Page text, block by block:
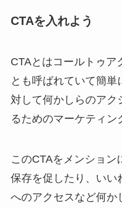
CTAを入れよう
CTAとはコールトゥア
とも呼ばれていて簡
対して何かしらのアク
るためのマーケティン
このCTAをメンション
保存を促したり、いい
へのアクセスなど何か